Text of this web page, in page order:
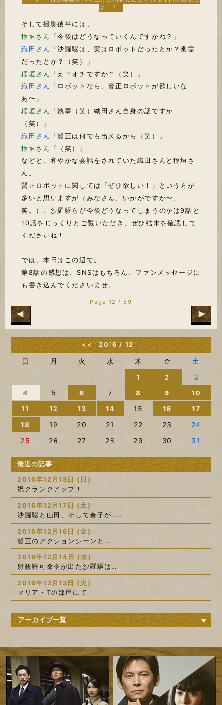
は！？
そして撮影後半には、
稲垣さん
「今後はどうなっていくんですかね？」
織田さん
「沙羅駆は、実はロボットだったとか？幽霊
だったとか？（笑）」
稲垣さん
「え？オチですか？（笑）」
織田さん
「ロボットなら、賢正ロボットが欲しいな
あ〜」
稲垣さん
「執事（笑）織田さん自身の話ですか
（笑）」
織田さん
「賢正は何でも出来るから（笑）」
稲垣さん
「（笑）」
などと、和やかな会話をされていた織田さんと稲垣さ
ん。
賢正ロボットに関しては「ぜひ欲しい！」という方が
多いと思いますが（みなさん、いかがですか〜、
笑。）、沙羅駆らが今後どうなってしまうのかは9話と
10話をじっくりとご覧いただき、ぜひ結末を確認して
くださいね！
では、本日はこの辺で。
第8話の感想は、SNSはもちろん、ファンメッセージに
も書き込んでくださいませ。
Page 12 / 59
<< 2016 / 12
日 月 火 水 木 金
土
1
2
3
4
5 6 7 8 9
10
11
12 13 14 15 16
17
18
19 20 21 22 23
24
25
26 27 28 29 30 31
最近の記事
2016年12月18日 (日)
祝クランクアップ！
2016年12月17日 (土)
沙羅駆と山田、そして奏子が……
2016年12月16日 (金)
賢正のアクションシーンと…
2016年12月14日 (水)
射殺許可命令が出た沙羅駆は…
2016年12月13日 (火)
マリア・Tの部屋にて